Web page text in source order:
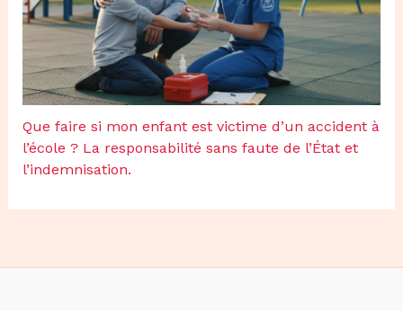
Que faire si mon enfant est victime d’un accident à
l’école ? La responsabilité sans faute de l’État et
l’indemnisation.